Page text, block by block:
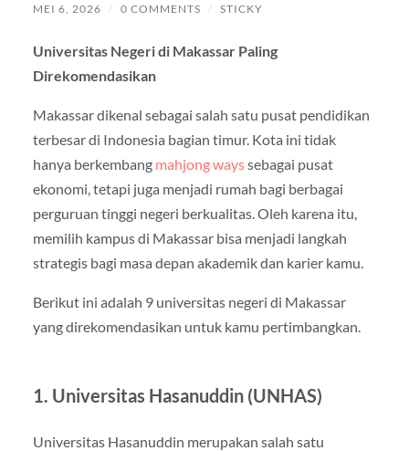
MEI 6, 2026 / 0 COMMENTS / STICKY
Universitas Negeri di Makassar Paling
Direkomendasikan
Makassar dikenal sebagai salah satu pusat pendidikan
terbesar di Indonesia bagian timur. Kota ini tidak
hanya berkembang mahjong wayssebagai pusat
ekonomi, tetapi juga menjadi rumah bagi berbagai
perguruan tinggi negeri berkualitas. Oleh karena itu,
memilih kampus di Makassar bisa menjadi langkah
strategis bagi masa depan akademik dan karier kamu.
Berikut ini adalah 9 universitas negeri di Makassar
yang direkomendasikan untuk kamu pertimbangkan.
1. Universitas Hasanuddin (UNHAS)
Universitas Hasanuddin merupakan salah satu